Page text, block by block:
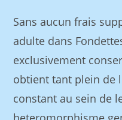
Sans aucun frais
adulte dans
exclusivement
obtient tant plein de
constant au sein de